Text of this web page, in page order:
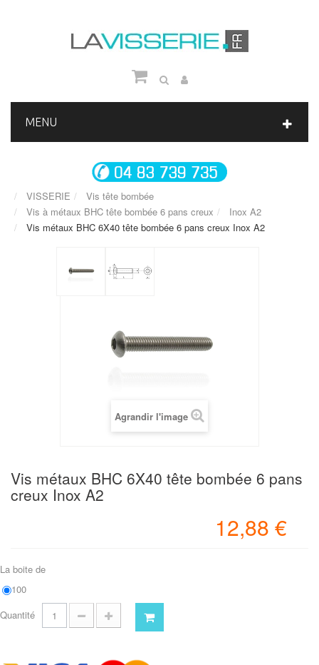
MENU
VISSERIE
Vis tête bombée
Vis à métaux BHC tête bombée 6 pans creux
Inox A2
Vis métaux BHC 6X40 tête bombée 6 pans creux Inox A2
Agrandir l'image
Vis métaux BHC 6X40 tête bombée 6 pans
creux Inox A2
12,88 €
La boite de
100
Quantité